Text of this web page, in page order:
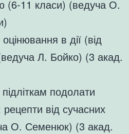
(6-11 класи) (ведуча О.
в дії (від
Л. Бойко) (3 акад.
подолати
від сучасних
О. Семенюк) (3 акад.